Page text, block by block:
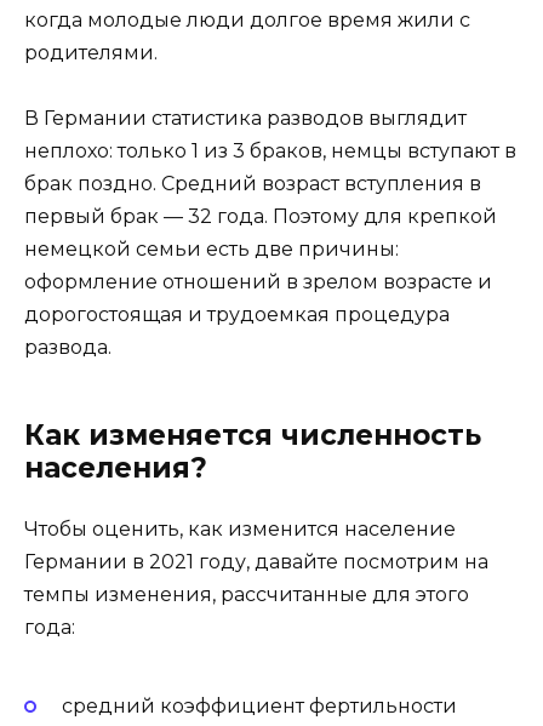
когда молодые люди долгое время жили с
родителями.
В Германии статистика разводов выглядит
неплохо: только 1 из 3 браков, немцы вступают в
брак поздно. Средний возраст вступления в
первый брак — 32 года. Поэтому для крепкой
немецкой семьи есть две причины:
оформление отношений в зрелом возрасте и
дорогостоящая и трудоемкая процедура
развода.
Как изменяется численность
населения?
Чтобы оценить, как изменится население
Германии в 2021 году, давайте посмотрим на
темпы изменения, рассчитанные для этого
года:
средний коэффициент фертильности